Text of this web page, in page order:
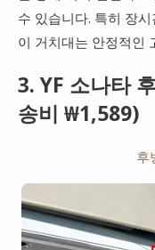
수 있습니다. 특히 장
이 거치대는 안정적인
3. YF 소나타
송비 ₩1,589)
후